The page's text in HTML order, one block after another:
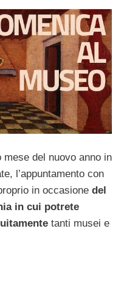
del nuovo anno in
l’appuntamento con
in occasione del
in cui potrete
tanti musei e